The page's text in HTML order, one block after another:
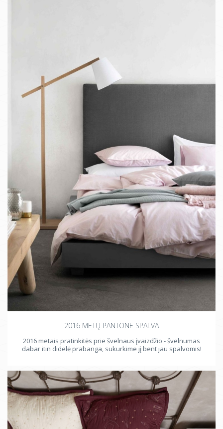
2016 METŲ PANTONE SPALVA
2016 metais pratinkitės prie švelnaus įvaizdžio - švelnumas
dabar itin didelė prabanga, sukurkime jį bent jau spalvomis!